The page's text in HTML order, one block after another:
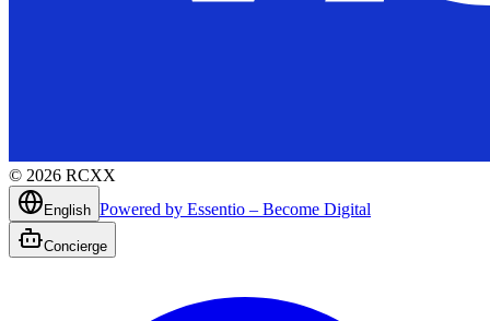
© 2026 RCXX
English Powered by Essentio – Become Digital
Concierge